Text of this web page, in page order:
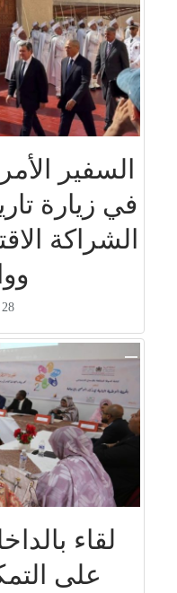
السفير
في زيارة
الشراكة
28 يوليو 2026
لقاء
على